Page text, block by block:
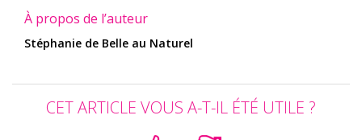
À propos de l’auteur
Stéphanie de Belle au Naturel
CET ARTICLE VOUS A-T-IL ÉTÉ UTILE ?